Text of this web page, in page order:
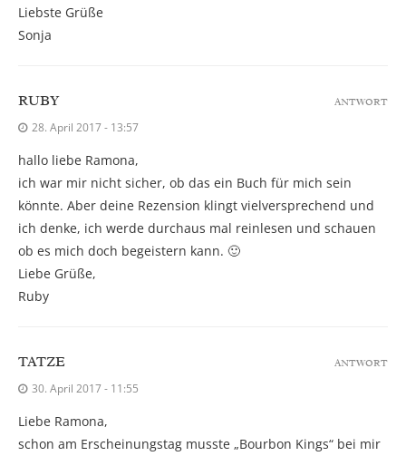
Liebste Grüße
Sonja
RUBY
28. April 2017 - 13:57
hallo liebe Ramona,
ich war mir nicht sicher, ob das ein Buch für mich sein
könnte. Aber deine Rezension klingt vielversprechend und
ich denke, ich werde durchaus mal reinlesen und schauen
ob es mich doch begeistern kann. 🙂
Liebe Grüße,
Ruby
ANTWORT
TATZE
30. April 2017 - 11:55
Liebe Ramona,
schon am Erscheinungstag musste „Bourbon Kings“ bei mir
ANTWORT